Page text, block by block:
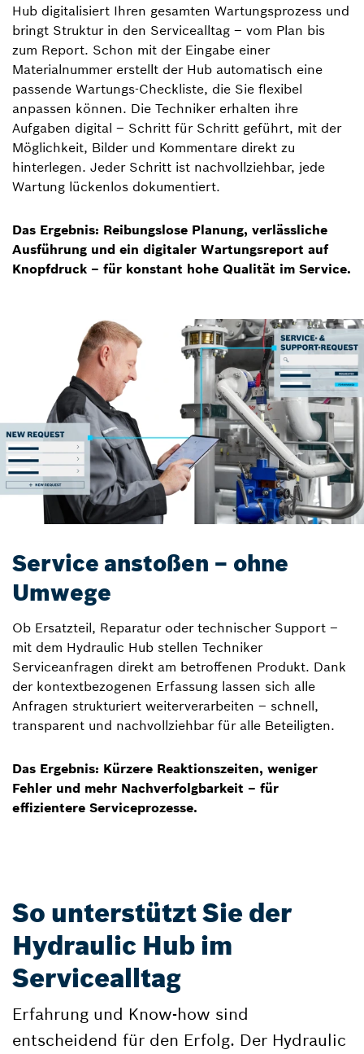
Hub digitalisiert Ihren gesamten Wartungsprozess und
bringt Struktur in den Servicealltag – vom Plan bis
zum Report. Schon mit der Eingabe einer
Materialnummer erstellt der Hub automatisch eine
passende Wartungs-Checkliste, die Sie flexibel
anpassen können. Die Techniker erhalten ihre
Aufgaben digital – Schritt für Schritt geführt, mit der
Möglichkeit, Bilder und Kommentare direkt zu
hinterlegen. Jeder Schritt ist nachvollziehbar, jede
Wartung lückenlos dokumentiert.
Das Ergebnis: Reibungslose Planung, verlässliche
Ausführung und ein digitaler Wartungsreport auf
Knopfdruck – für konstant hohe Qualität im Service.
Service anstoßen – ohne
Umwege
Ob Ersatzteil, Reparatur oder technischer Support –
mit dem Hydraulic Hub stellen Techniker
Serviceanfragen direkt am betroffenen Produkt. Dank
der kontextbezogenen Erfassung lassen sich alle
Anfragen strukturiert weiterverarbeiten – schnell,
transparent und nachvollziehbar für alle Beteiligten.
Das Ergebnis: Kürzere Reaktionszeiten, weniger
Fehler und mehr Nachverfolgbarkeit – für
effizientere Serviceprozesse.
So unterstützt Sie der
Hydraulic Hub im
Servicealltag
Erfahrung und Know-how sind
entscheidend für den Erfolg. Der Hydraulic